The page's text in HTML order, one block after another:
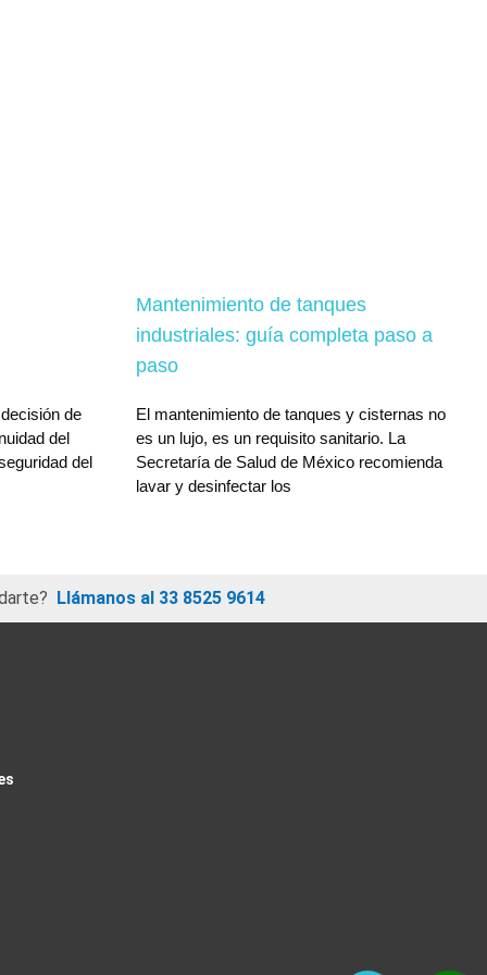
de
del
del
Mantenimiento de tanques
industriales: guía completa paso a
paso
El mantenimiento de tanques y cisternas no
es un lujo, es un requisito sanitario. La
Secretaría de Salud de México recomienda
lavar y desinfectar los
Llámanos al 33 8525 9614